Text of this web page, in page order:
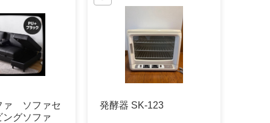
ソファセ
グソファ
発酵器 SK-123